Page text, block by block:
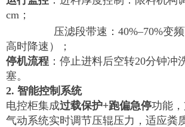
cm；
压滤段带速： 40%–70%变
高时降速）；
停机流程 ：停止进料后空转20分钟冲
塞。
2. 智能控制系统
电控柜集成过载保护+跑偏急停功能，
气动系统实时调节压辊压力，适应粪